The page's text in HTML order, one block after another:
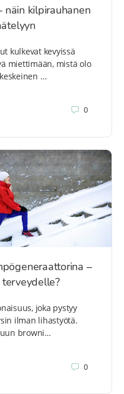
näin kilpirauhanen
kulkevat kevyissä
miettimään, mistä olo
…
0
–
joka pystyy
ilman lihastyötä.
browni…
0